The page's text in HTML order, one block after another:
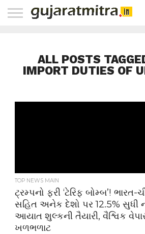
ALL POSTS
IMPORT DUTIES OF
TOP NEWS MAIN
ટ્રમ્પનો ફરી ‘ટેરિફ બોમ્બ’! ભારત-
સહિત અનેક દેશો પર 12.5% સુધી
આયાત શુલ્કની તૈયારી, વૈશ્વિક
ખળભળાટ